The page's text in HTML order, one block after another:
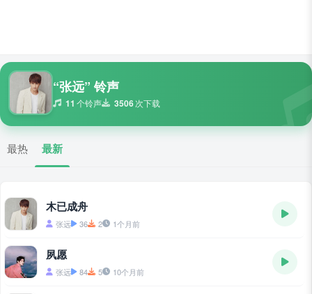
“张远” 铃声
11 个铃声 3506次下载
最热 最新
木已成舟
张远 36 2 1个月前
夙愿
张远 84 5 10个月前